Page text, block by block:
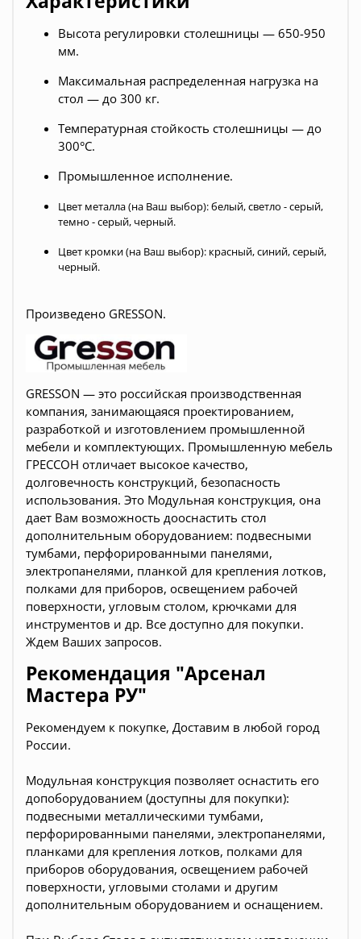
Высота регулировки столешницы — 650-950
мм.
Максимальная распределенная нагрузка на
стол — до 300 кг.
Температурная стойкость столешницы — до
300°С.
Промышленное исполнение.
Цвет металла (на Ваш выбор): белый, светло - серый,
темно - серый, черный.
Цвет кромки (на Ваш выбор): красный, синий, серый,
черный.
Произведено GRESSON.
GRESSON — это российская производственная
компания, занимающаяся проектированием,
разработкой и изготовлением промышленной
мебели и комплектующих. Промышленную мебель
ГРЕССОН отличает высокое качество,
долговечность конструкций, безопасность
использования. Это Модульная конструкция, она
дает Вам возможность дооснастить стол
дополнительным оборудованием: подвесными
тумбами, перфорированными панелями,
электропанелями, планкой для крепления лотков,
полками для приборов, освещением рабочей
поверхности, угловым столом, крючками для
инструментов и др. Все доступно для покупки.
Ждем Ваших запросов.
Рекомендация "Арсенал
Мастера РУ"
Рекомендуем к покупке, Доставим в любой город
России.
Модульная конструкция позволяет оснастить его
допоборудованием (доступны для покупки):
подвесными металлическими тумбами,
перфорированными панелями, электропанелями,
планками для крепления лотков, полками для
приборов оборудования, освещением рабочей
поверхности, угловыми столами и другим
дополнительным оборудованием и оснащением.